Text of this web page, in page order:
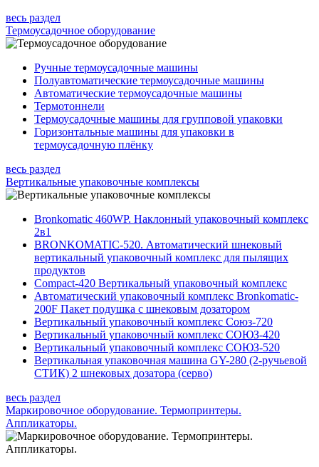
весь раздел
Термоусадочное оборудование
Ручные термоусадочные машины
Полуавтоматические термоусадочные машины
Автоматические термоусадочные машины
Термотоннели
Термоусадочные машины для групповой упаковки
Горизонтальные машины для упаковки в
термоусадочную плёнку
весь раздел
Вертикальные упаковочные комплексы
Bronkomatic 460WP. Наклонный упаковочный комплекс
2в1
BRONKOMATIC-520. Автоматический шнековый
вертикальный упаковочный комплекс для пылящих
продуктов
Compact-420 Вертикальный упаковочный комплекс
Автоматический упаковочный комплекс Bronkomatic-
200F Пакет подушка с шнековым дозатором
Вертикальный упаковочный комплекс Союз-720
Вертикальный упаковочный комплекс СОЮЗ-420
Вертикальный упаковочный комплекс СОЮЗ-520
Вертикальная упаковочная машина GY-280 (2-ручьевой
СТИК) 2 шнековых дозатора (серво)
весь раздел
Маркировочное оборудование. Термопринтеры.
Аппликаторы.